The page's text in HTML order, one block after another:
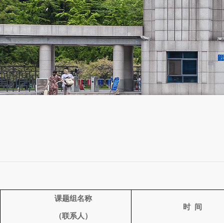
课题组名称
（联系人）
时 间